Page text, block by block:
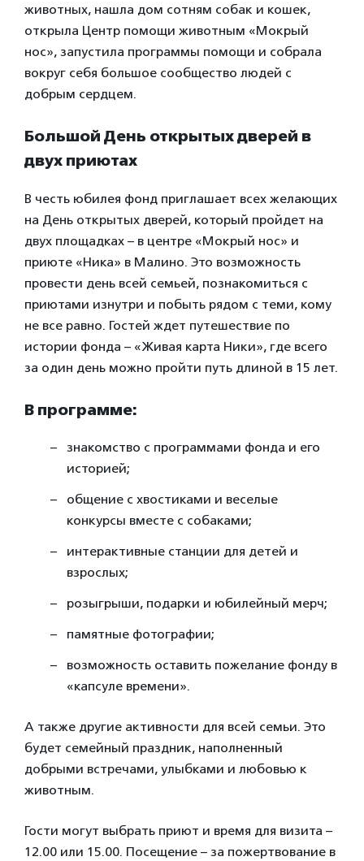
животных, нашла дом сотням собак и кошек,
открыла Центр помощи животным «Мокрый
нос», запустила программы помощи и собрала
вокруг себя большое сообщество людей с
добрым сердцем.
Большой День открытых дверей в
двух приютах
В честь юбилея фонд приглашает всех желающих
на День открытых дверей, который пройдет на
двух площадках – в центре «Мокрый нос» и
приюте «Ника» в Малино. Это возможность
провести день всей семьей, познакомиться с
приютами изнутри и побыть рядом с теми, кому
не все равно. Гостей ждет путешествие по
истории фонда – «Живая карта Ники», где всего
за один день можно пройти путь длиной в 15 лет.
В программе:
знакомство с программами фонда и его
историей;
общение с хвостиками и веселые
конкурсы вместе с собаками;
интерактивные станции для детей и
взрослых;
розыгрыши, подарки и юбилейный мерч;
памятные фотографии;
возможность оставить пожелание фонду в
«капсуле времени».
А также другие активности для всей семьи. Это
будет семейный праздник, наполненный
добрыми встречами, улыбками и любовью к
животным.
Гости могут выбрать приют и время для визита –
12.00 или 15.00. Посещение – за пожертвование в